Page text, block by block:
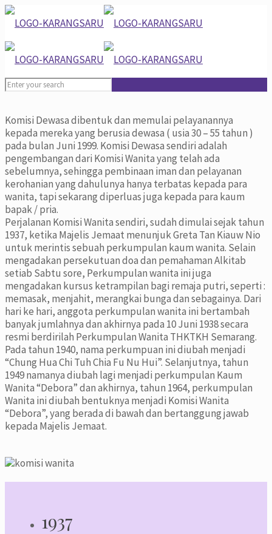
Komisi Dewasa dibentuk dan memulai pelayanannya
kepada mereka yang berusia dewasa ( usia 30 – 55 tahun )
pada bulan Juni 1999. Komisi Dewasa sendiri adalah
pengembangan dari Komisi Wanita yang telah ada
sebelumnya, sehingga pembinaan iman dan pelayanan
kerohanian yang dahulunya hanya terbatas kepada para
wanita, tapi sekarang diperluas juga kepada para kaum
bapak / pria.
Perjalanan Komisi Wanita sendiri, sudah dimulai sejak tahun
1937, ketika Majelis Jemaat menunjuk Greta Tan Kiauw Nio
untuk merintis sebuah perkumpulan kaum wanita. Selain
mengadakan persekutuan doa dan pemahaman Alkitab
setiab Sabtu sore, Perkumpulan wanita ini juga
mengadakan kursus ketrampilan bagi remaja putri, seperti :
memasak, menjahit, merangkai bunga dan sebagainya. Dari
hari ke hari, anggota perkumpulan wanita ini bertambah
banyak jumlahnya dan akhirnya pada 10 Juni 1938 secara
resmi berdirilah Perkumpulan Wanita THKTKH Semarang.
Pada tahun 1940, nama perkumpuan ini diubah menjadi
“Chung Hua Chi Tuh Chia Fu Nu Hui”. Selanjutnya, tahun
1949 namanya diubah lagi menjadi perkumpulan Kaum
Wanita “Debora” dan akhirnya, tahun 1964, perkumpulan
Wanita ini diubah bentuknya menjadi Komisi Wanita
“Debora”, yang berada di bawah dan bertanggung jawab
kepada Majelis Jemaat.
1937